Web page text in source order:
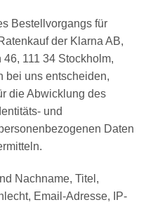
Bestellvorgangs für
der Klarna AB,
111 34 Stockholm,
bei uns entscheiden,
die Abwicklung des
und
Daten
Nachname, Titel,
Email-Adresse, IP-